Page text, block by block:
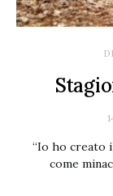
“Io ho creato
come